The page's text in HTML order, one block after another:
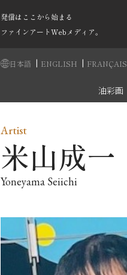
発信はここから始まる
ファインアートWebメディア。
日本語 | ENGLISH | FRANÇAIS
油彩画
Artist
米山成一
Yoneyama Seiichi